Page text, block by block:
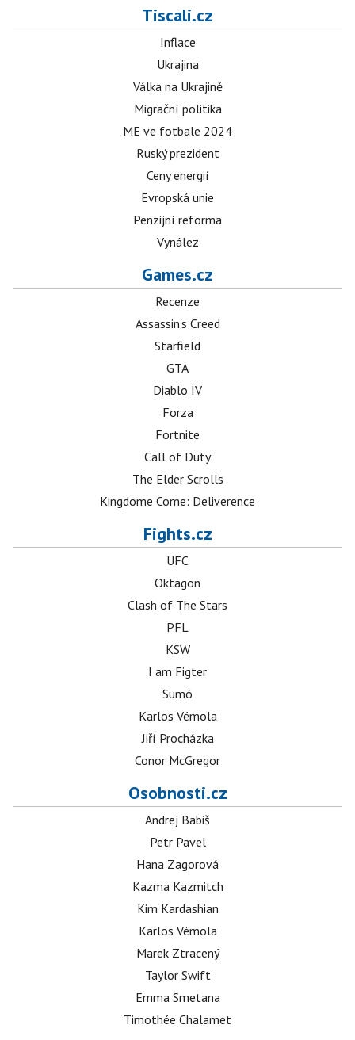
Tiscali.cz
Inflace
Ukrajina
Válka na Ukrajině
Migrační politika
ME ve fotbale 2024
Ruský prezident
Ceny energií
Evropská unie
Penzijní reforma
Vynález
Games.cz
Recenze
Assassin's Creed
Starfield
GTA
Diablo IV
Forza
Fortnite
Call of Duty
The Elder Scrolls
Kingdome Come: Deliverence
Fights.cz
UFC
Oktagon
Clash of The Stars
PFL
KSW
I am Figter
Sumó
Karlos Vémola
Jiří Procházka
Conor McGregor
Osobnosti.cz
Andrej Babiš
Petr Pavel
Hana Zagorová
Kazma Kazmitch
Kim Kardashian
Karlos Vémola
Marek Ztracený
Taylor Swift
Emma Smetana
Timothée Chalamet